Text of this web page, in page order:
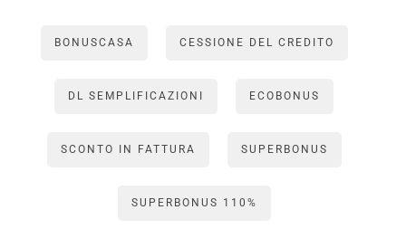
BONUSCASA CESSIONE DEL CREDITO
DL SEMPLIFICAZIONI ECOBONUS
SCONTO IN FATTURA SUPERBONUS
SUPERBONUS 110%